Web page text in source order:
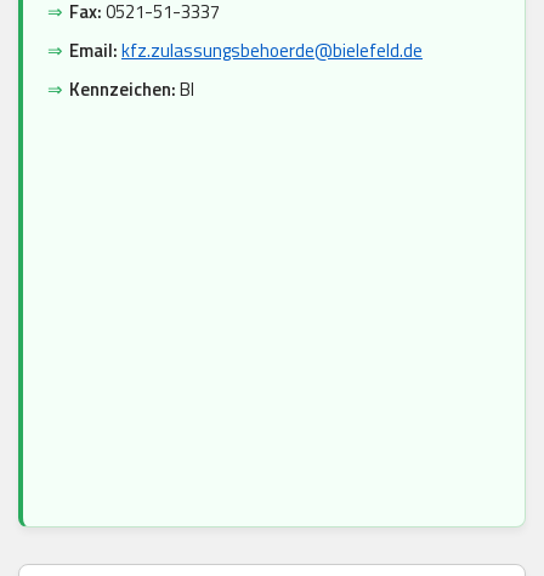
⇒ Fax:0521-51-3337
⇒ Email:kfz.zulassungsbehoerde@bielefeld.de
⇒ Kennzeichen:BI